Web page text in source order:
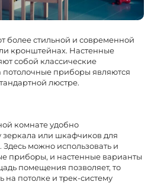
более стильной и современной
кронштейнах. Настенные
собой классические
потолочные приборы являются
люстре.
комнате удобно
зеркала или шкафчиков для
можно использовать и
приборы, и настенные варианты
помещения позволяет, то
на потолке и трек-систему